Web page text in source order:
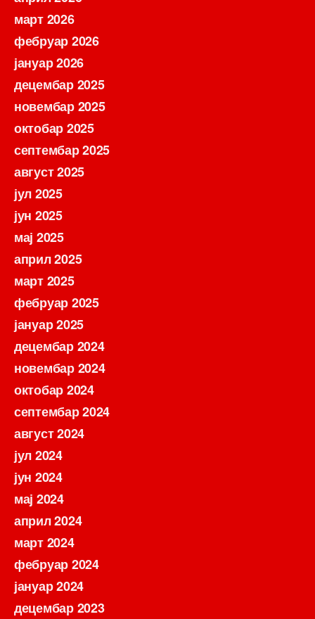
март 2026
фебруар 2026
јануар 2026
децембар 2025
новембар 2025
октобар 2025
септембар 2025
август 2025
јул 2025
јун 2025
мај 2025
април 2025
март 2025
фебруар 2025
јануар 2025
децембар 2024
новембар 2024
октобар 2024
септембар 2024
август 2024
јул 2024
јун 2024
мај 2024
април 2024
март 2024
фебруар 2024
јануар 2024
децембар 2023